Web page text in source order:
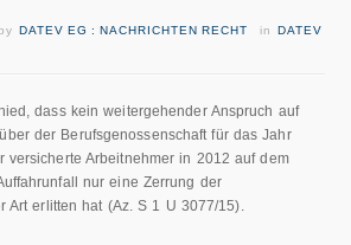
DATEV EG : NACHRICHTEN RECHT inDATEV
dass kein weitergehender Anspruch auf
der Berufsgenossenschaft für das Jahr
versicherte Arbeitnehmer in 2012 auf dem
nur eine Zerrung der
Art erlitten hat (Az. S 1 U 3077/15).